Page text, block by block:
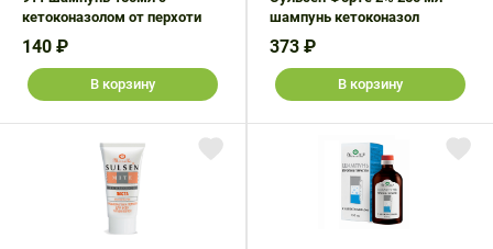
кетоконазолом от перхоти
140 ₽
В корзину
шампунь кетоконазол
373 ₽
В корзину